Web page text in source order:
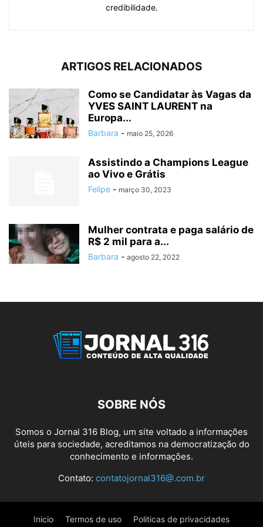
credibilidade.
ARTIGOS RELACIONADOS
Como se Candidatar às Vagas da
YVES SAINT LAURENT na
Europa...
Barbara - maio 25, 2026
Assistindo a Champions League
ao Vivo e Grátis
Felipe - março 30, 2023
Mulher contrata e paga salário de
R$ 2 mil para a...
Barbara - agosto 22, 2022
SOBRE NÓS
Somos o Jornal 316 Blog, um site voltado a informações
úteis para sociedade, acreditamos na democratização do
conhecimento e informações.
Contato: contatojornal316@.com.br
Inicio Termos de uso Politicas de privacidades